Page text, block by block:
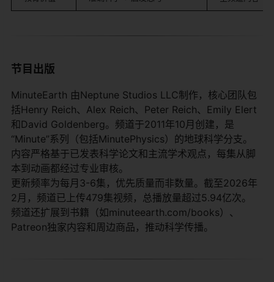
节目出版
MinuteEarth 由Neptune Studios LLC制作，核心团队包
括Henry Reich、Alex Reich、Peter Reich、Emily Elert
和David Goldenberg。频道于2011年10月创建，是
“Minute”系列（包括MinutePhysics）的地球科学分支。
内容严格基于已发表科学论文和主流学术观点，每集从脚
本到动画都经过专业审核。
更新频率为每月3-6集，优先质量而非数量。截至2026年
2月，频道已上传479集视频，总播放量超过5.94亿次。
频道还扩展到书籍（如minuteearth.com/books）、
Patreon独家内容和周边商品，推动科学传播。